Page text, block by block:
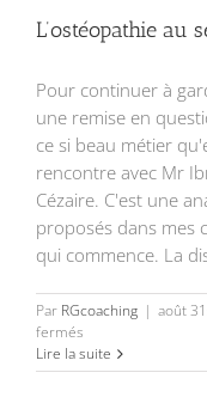
L’ostéopathie au
Pour continuer à
une remise en
ce si beau métier
rencontre avec Mr
Cézaire. C'est une
proposés dans mes
qui commence. La
Par RGcoaching | août
fermés
L’ostéopathie
au
Lire la suite